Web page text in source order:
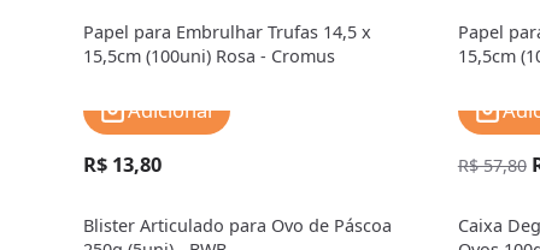
Papel para Embrulhar Trufas 14,5 x
15,5cm (100uni) Rosa - Cromus
Papel
15,5cm
R$ 13,80
Blister Articulado para Ovo de Páscoa
Adicionar
R$ 57,80
Caixa